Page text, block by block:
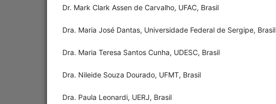
Dr. Mark Clark Assen de Carvalho, UFAC, Brasil
Dra. Maria José Dantas, Universidade Federal de Sergipe, Brasil
Dra. Maria Teresa Santos Cunha, UDESC, Brasil
Dra. Nileide Souza Dourado, UFMT, Brasil
Dra. Paula Leonardi, UERJ, Brasil